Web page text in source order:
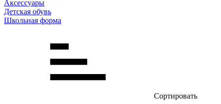
Аксессуары
Детская обувь
Школьная форма
Сортировать